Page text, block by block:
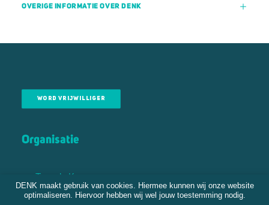
OVERIGE INFORMATIE OVER DENK
WORD VRIJWILLIGER
Organisatie
Tweede Kamer
Gemeenteraden
DENK maakt gebruik van cookies. Hiermee kunnen wij onze website
optimaliseren. Hiervoor hebben wij wel jouw toestemming nodig.